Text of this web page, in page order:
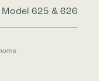
625 & 626